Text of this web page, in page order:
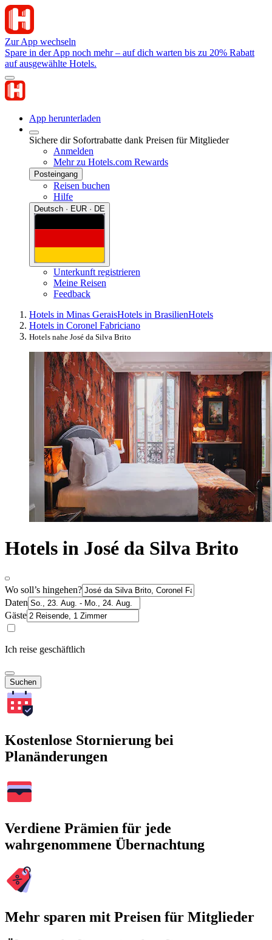
Zur App wechseln
Spare in der App noch mehr – auf dich warten bis zu 20% Rabatt
auf ausgewählte Hotels.
App herunterladen
Sichere dir Sofortrabatte dank Preisen für Mitglieder
Anmelden
Mehr zu Hotels.com Rewards
Posteingang
Reisen buchen
Hilfe
Deutsch · EUR · DE
Unterkunft registrieren
Meine Reisen
Feedback
Hotels in Minas GeraisHotels in BrasilienHotels
Hotels in Coronel Fabriciano
Hotels nahe José da Silva Brito
Hotels in José da Silva Brito
Wo soll’s hingehen?
Daten
Gäste
Ich reise geschäftlich
Suchen
Kostenlose Stornierung bei
Planänderungen
Verdiene Prämien für jede
wahrgenommene Übernachtung
Mehr sparen mit Preisen für Mitglieder